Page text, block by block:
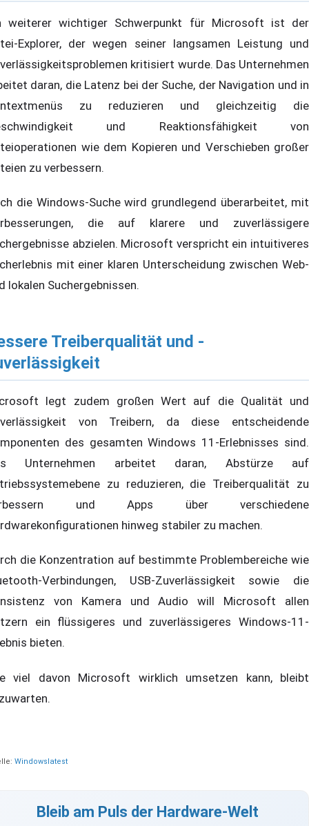
weiterer wichtiger Schwerpunkt für Microsoft ist der
Explorer, der wegen seiner langsamen Leistung und
kritisiert wurde. Das Unternehmen
daran, die Latenz bei der Suche, der Navigation und in
zu reduzieren und gleichzeitig die
und Reaktionsfähigkeit von
wie dem Kopieren und Verschieben großer
zu verbessern.
die Windows-Suche wird grundlegend überarbeitet, mit
die auf klarere und zuverlässigere
abzielen. Microsoft verspricht ein intuitiveres
mit einer klaren Unterscheidung zwischen Web-
lokalen Suchergebnissen.
Treiberqualität und -
legt zudem großen Wert auf die Qualität und
von Treibern, da diese entscheidende
des gesamten Windows 11-Erlebnisses sind.
Unternehmen arbeitet daran, Abstürze auf
zu reduzieren, die Treiberqualität zu
und Apps über verschiedene
hinweg stabiler zu machen.
die Konzentration auf bestimmte Problembereiche wie
Verbindungen, USB-Zuverlässigkeit sowie die
von Kamera und Audio will Microsoft allen
ein flüssigeres und zuverlässigeres Windows-11-
bieten.
viel davon Microsoft wirklich umsetzen kann, bleibt
Windowslatest
Bleib am Puls der Hardware-Welt